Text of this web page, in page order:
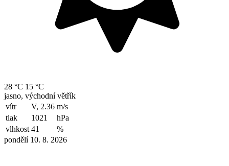
28 °C 15 °C
jasno, východní větřík
vítr
V, 2.36 m/s
tlak
1021
hPa
vlhkost 41
%
pondělí 10. 8. 2026